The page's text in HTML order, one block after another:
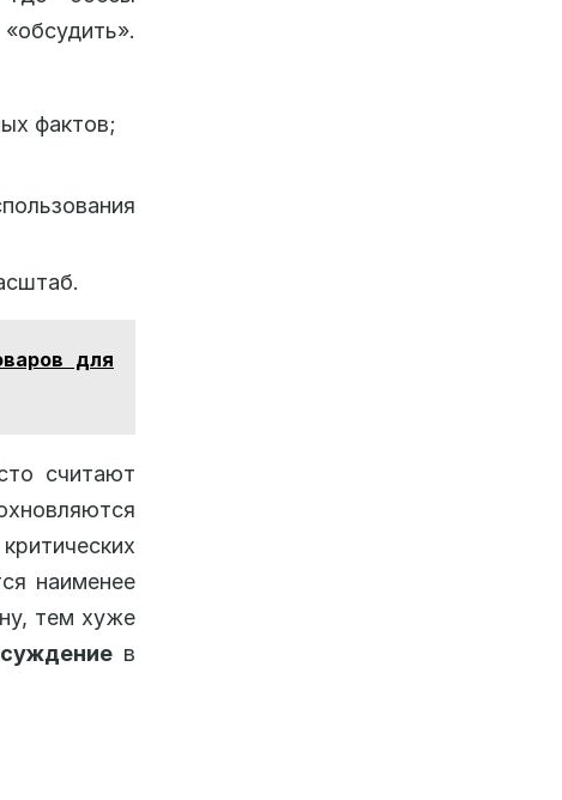
фактов;
для
считают
наименее
тем хуже
в